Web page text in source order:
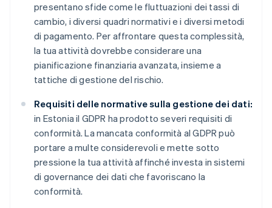
presentano sfide come le fluttuazioni dei tassi di
cambio, i diversi quadri normativi e i diversi metodi
di pagamento. Per affrontare questa complessità,
la tua attività dovrebbe considerare una
pianificazione finanziaria avanzata, insieme a
tattiche di gestione del rischio.
Requisiti delle normative sulla gestione dei dati:
in Estonia il GDPR ha prodotto severi requisiti di
conformità. La mancata conformità al GDPR può
portare a multe considerevoli e mette sotto
pressione la tua attività affinché investa in sistemi
di governance dei dati che favoriscano la
conformità.